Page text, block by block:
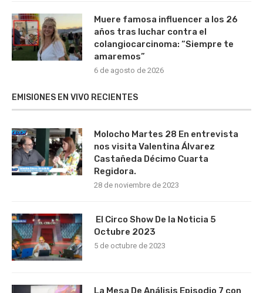
Muere famosa influencer a los 26
años tras luchar contra el
colangiocarcinoma: “Siempre te
amaremos”
6 de agosto de 2026
EMISIONES EN VIVO RECIENTES
Molocho Martes 28 En entrevista
nos visita Valentina Álvarez
Castañeda Décimo Cuarta
Regidora.
28 de noviembre de 2023
El Circo Show De la Noticia 5
Octubre 2023
5 de octubre de 2023